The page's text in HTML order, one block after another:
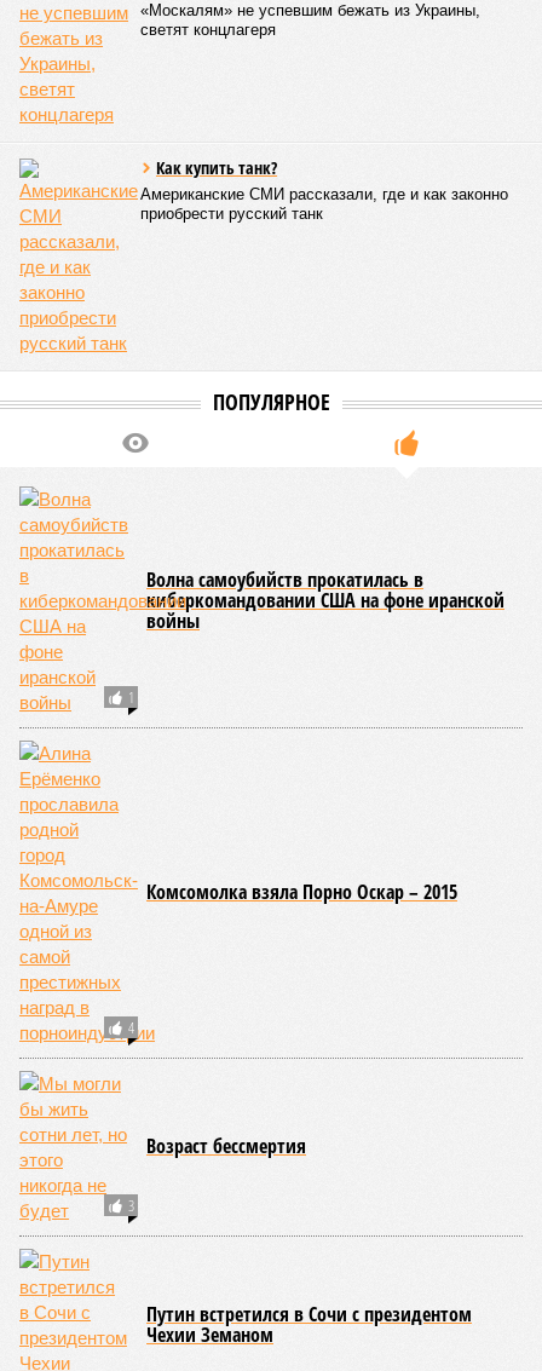
«Москалям» не успевшим бежать из Украины,
светят концлагеря
Как купить танк?
Американские СМИ рассказали, где и как законно
приобрести русский танк
ПОПУЛЯРНОЕ
1
Волна самоубийств прокатилась в
киберкомандовании США на фоне иранской
войны
4
Комсомолка взяла Порно Оскар – 2015
3
Возраст бессмертия
Путин встретился в Сочи с президентом
Чехии Земаном